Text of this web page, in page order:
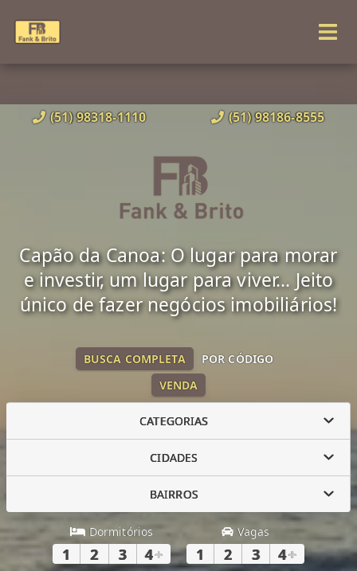
(51) 98318-1110 (51) 98186-8555
Capão da Canoa: O lugar para morar
e investir, um lugar para viver... Jeito
único de fazer negócios imobiliários!
VENDA
BUSCA COMPLETA POR CÓDIGO
CATEGORIAS
CIDADES
BAIRROS
Dormitórios
1 2 3 4+
Vagas
1 2 3 4+